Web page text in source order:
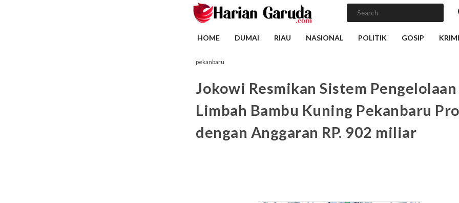
HOME DUMAI RIAU NASIONAL POLITIK GOSIP
pekanbaru
Jokowi Resmikan Sistem
Limbah Bambu Kuning Pekanbaru
dengan Anggaran RP. 902 miliar